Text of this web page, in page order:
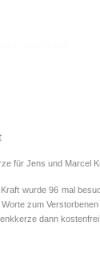
für Jens und Marcel
wurde 96 mal
zum
dann